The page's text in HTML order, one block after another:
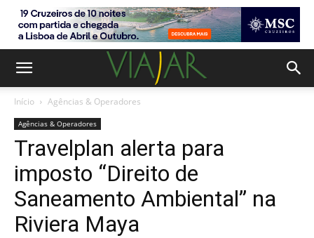
Início Agências & Operadores
Agências & Operadores
Travelplan alerta para
imposto “Direito de
Saneamento Ambiental” na
Riviera Maya